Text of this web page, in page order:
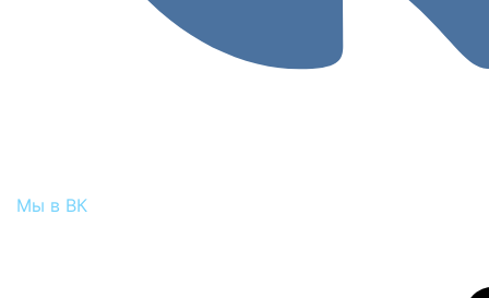
Мы в ВК